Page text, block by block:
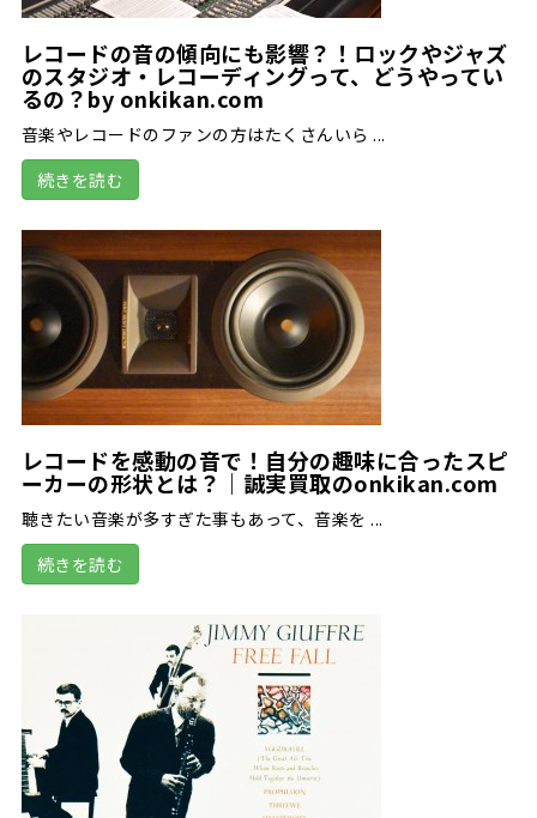
レコードの音の傾向にも影響？！ロックやジャズ
のスタジオ・レコーディングって、どうやってい
るの？by onkikan.com
音楽やレコードのファンの方はたくさんいら ...
続きを読む
レコードを感動の音で！自分の趣味に合ったスピ
ーカーの形状とは？｜誠実買取のonkikan.com
聴きたい音楽が多すぎた事もあって、音楽を ...
続きを読む